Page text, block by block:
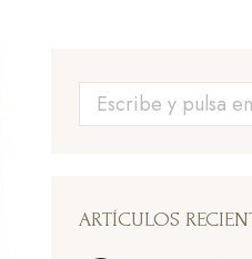
Buscar:
ARTÍCULOS